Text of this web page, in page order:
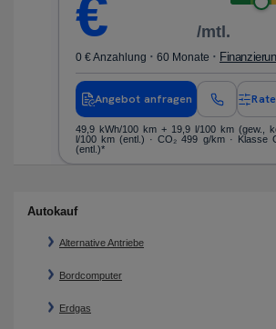
€ /mtl.
0 € Anzahlung · 60 Monate ·
Angebot anfragen
49,9 kWh/100 km + 19,9 l/100 km (gew.,
l/100 km (entl.) · CO₂ 499 g/km · Klasse
(entl.)*
Autokauf
Alternative Antriebe
Bordcomputer
Erdgas